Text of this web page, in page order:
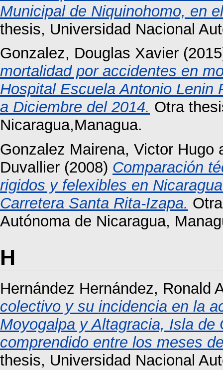
Municipal de Niquinohomo, en
thesis, Universidad Nacional
Gonzalez, Douglas Xavier
mortalidad por accidentes en
Hospital Escuela Antonio Lenin
a Diciembre del 2014. Otra
Nicaragua,Managua.
Gonzalez Mairena, Victor Hugo
Duvallier (2008) Comparación
rigidos y felexibles en
Carretera Santa Rita-Izapa.
Autónoma de Nicaragua,
H
Hernández Hernández, Ronald
colectivo y su incidencia en la
Moyogalpa y Altagracia, Isla
comprendido entre los meses
thesis, Universidad Nacional